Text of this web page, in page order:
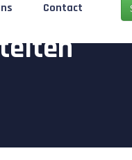
Contact